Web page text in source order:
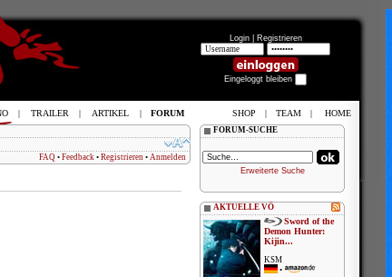
Login | Registrieren
Eingeloggt bleiben
FAQ • Feedback • Registrieren • Anmelden
FORUM-SUCHE
Erweiterte Suche
AKTUELLE VÖ
Sword of the
Demon Hunter:
Kijin...
KSM
•
| TRAILER | ARTIKEL | FORUM SHOP | TEAM | HOME